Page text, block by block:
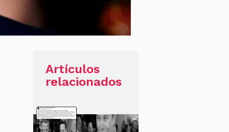
Artículos
relacionados